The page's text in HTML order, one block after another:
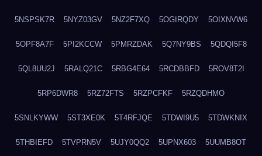
5NSPSK7R 5NYZ03GV 5NZ2F7XQ 5OGIRQDY 5OIXNVW6
5OPF8A7F 5PI2KCCW 5PMRZDAK 5Q7NY9BS 5QDQI5F8
5QL8UU2J 5RALQ21C 5RBG4E64 5RCDBBFD 5ROV8T2I
5RP6DWR8 5RZ72FTS 5RZPCFKF 5RZQDHMO
5SNLKYWW 5ST3XE0K 5T4RFJQE 5TDWI9U5 5TDWKNIX
5THBIEFD 5TVPRN5V 5UJY0QQ2 5UPNX603 5UUMB8OT